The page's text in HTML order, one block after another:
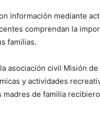
información mediante
comprendan la
familias.
asociación civil Misión de
y actividades
de familia